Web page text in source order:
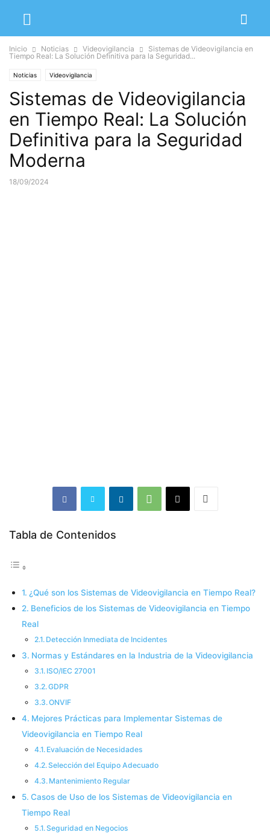
Inicio Noticias Videovigilancia
Sistemas de Videovigilancia en
Tiempo Real: La Solución Definitiva para la Seguridad...
Noticias Videovigilancia
Sistemas de Videovigilancia
en Tiempo Real: La Solución
Definitiva para la Seguridad
Moderna
18/09/2024
Tabla de Contenidos
¿Qué son los Sistemas de Videovigilancia en Tiempo Real?
Beneficios de los Sistemas de Videovigilancia en Tiempo
Real
Detección Inmediata de Incidentes
Normas y Estándares en la Industria de la Videovigilancia
ISO/IEC 27001
GDPR
ONVIF
Mejores Prácticas para Implementar Sistemas de
Videovigilancia en Tiempo Real
Evaluación de Necesidades
Selección del Equipo Adecuado
Mantenimiento Regular
Casos de Uso de los Sistemas de Videovigilancia en
Tiempo Real
Seguridad en Negocios